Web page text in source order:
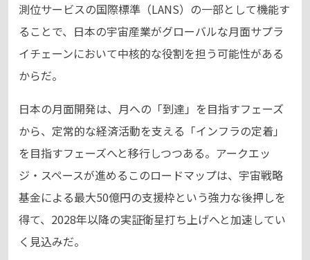
測位サービスの国際標準（LANS）の一部として機能す
ることで、日本の宇宙産業がグローバルな月面サプラ
イチェーンにおいて中核的な役割を担う可能性がある
からだ。
日本の月面開発は、月への「到達」を目指すフェーズ
から、定常的な経済活動を支える「インフラの定着」
を目指すフェーズへと移行しつつある。アークエッ
ジ・スペースが進めるこのロードマップは、宇宙戦略
基金による最大50億円の支援枠という強力な後押しを
得て、2028年以降の実証衛星打ち上げへと加速してい
く見込みだ。